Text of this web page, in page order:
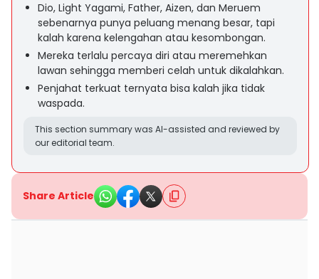
Dio, Light Yagami, Father, Aizen, dan Meruem
sebenarnya punya peluang menang besar, tapi
kalah karena kelengahan atau kesombongan.
Mereka terlalu percaya diri atau meremehkan
lawan sehingga memberi celah untuk dikalahkan.
Penjahat terkuat ternyata bisa kalah jika tidak
waspada.
This section summary was AI-assisted and reviewed by
our editorial team.
Share Article